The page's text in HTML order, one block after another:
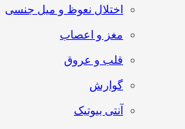
اختلال نعوظ و میل جنسی
مغز و اعصاب
قلب و عروق
گوارش
آنتی‌ بیوتیک